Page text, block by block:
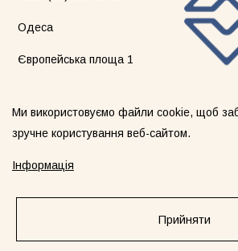
Одеса
Європейська площа 1
©2026 blackseatribe. Всі права
Ми використовуємо файли cookie, щоб
зручне користування веб-сайтом.
Інформація
Прийняти